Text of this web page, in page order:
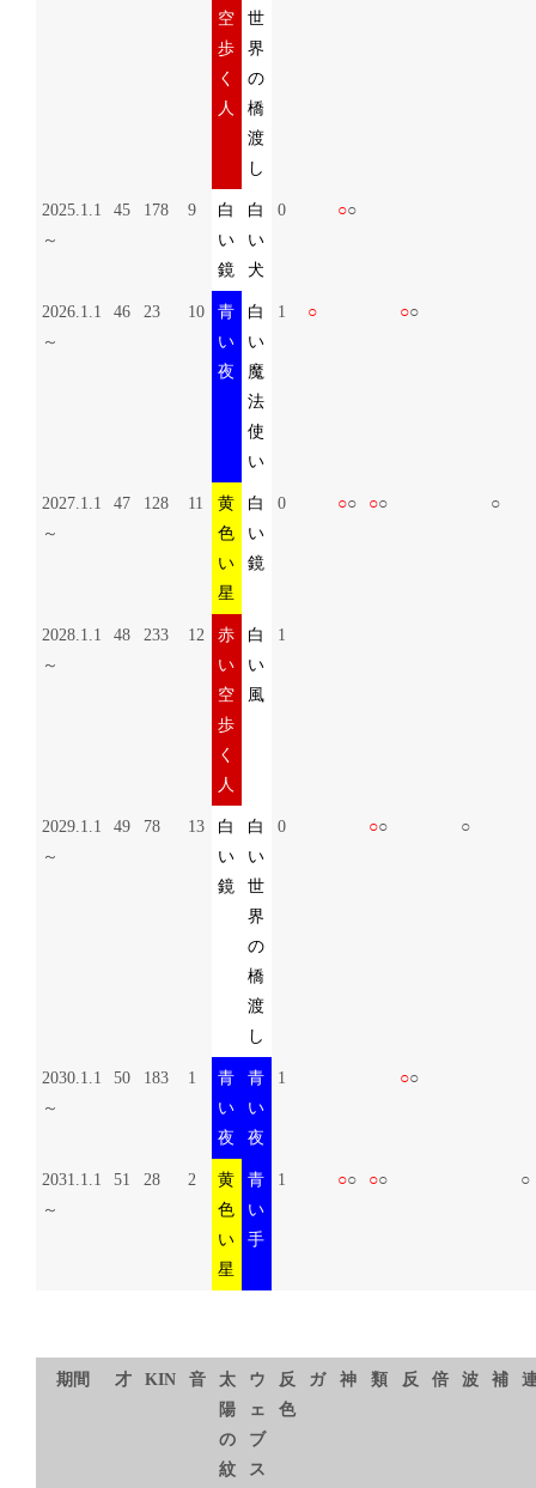
空
歩
く
人
世
界
の
橋
渡
し
2025.1.1
～
45 178 9
白
い
鏡
白
い
犬
0 ○○
2026.1.1
～
46 23 10
青
い
夜
白
い
魔
法
使
い
1 ○ ○○
2027.1.1
～
47 128 11
黄
色
い
星
白
い
鏡
0 ○○ ○○ ○
2028.1.1
～
48 233 12
赤
い
空
歩
く
人
白
い
風
1
2029.1.1
～
49 78 13
白
い
鏡
白
い
世
界
の
橋
渡
し
0 ○○ ○
2030.1.1
～
50 183 1
青
い
夜
青
い
夜
1 ○○
2031.1.1
～
51 28 2
黄
色
い
星
青
い
手
1 ○○ ○○ ○
期間 才 KIN 音
太
陽
の
紋
ウ
ェ
ブ
ス
反
色
ガ 神 類 反 倍 波 補